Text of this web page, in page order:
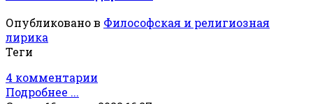
Опубликовано в Философская и религиозная
лирика
Теги
4 комментарии
Подробнее ...